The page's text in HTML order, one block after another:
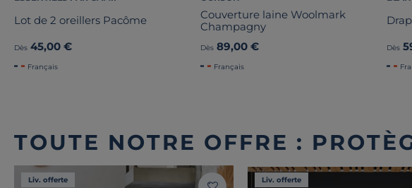
Lot de 2 oreillers Pacôme
Dès 45,00 €
Français
Couverture laine Woolmark
Champagny
Dès 89,00 €
Français
Dès
TOUTE NOTRE OFFRE :
Liv. offerte Liv. offerte